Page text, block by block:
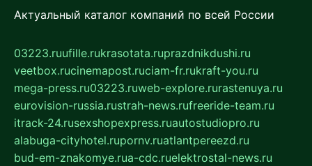
Актуальный каталог компаний по всей России
03223.ruufille.rukrasotata.ruprazdnikdushi.ru
veetbox.rucinemapost.ruciam-fr.rukraft-you.ru
mega-press.ru03223.ruweb-explore.rurastenuya.ru
eurovision-russia.rustrah-news.rufreeride-team.ru
itrack-24.rusexshopexpress.ruautostudiopro.ru
alabuga-cityhotel.rupornv.ruatlantpereezd.ru
bud-em-znakomye.rua-cdc.ruelektrostal-news.ru